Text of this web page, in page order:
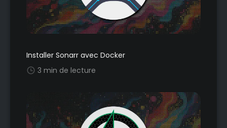
Installer Sonarr avec Docker
3 min de lecture